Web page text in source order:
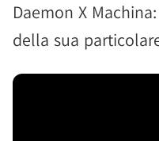
Daemon X
della sua